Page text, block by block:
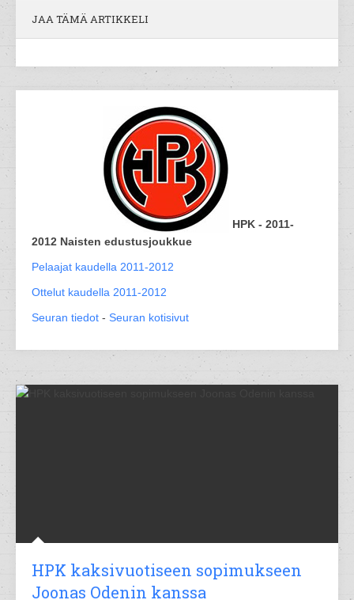
JAA TÄMÄ ARTIKKELI
HPK - 2011-
2012 Naisten edustusjoukkue
Pelaajat kaudella 2011-2012
Ottelut kaudella 2011-2012
Seuran tiedot - Seuran kotisivut
HPK kaksivuotiseen sopimukseen
Joonas Odenin kanssa